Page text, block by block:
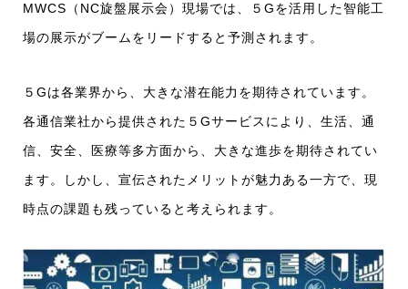
MWCS（NC旋盤展示会）現場では、５Gを活用した智能工
場の展示がブームをリードすると予測されます。
５Gは各業界から、大きな潜在能力を期待されています。
各通信業社から提供された５Gサービスにより、生活、通
信、安全、医療等多方面から、大きな進歩を期待されてい
ます。しかし、宣伝されたメリットが魅力ある一方で、現
時点の課題も残っていると考えられます。